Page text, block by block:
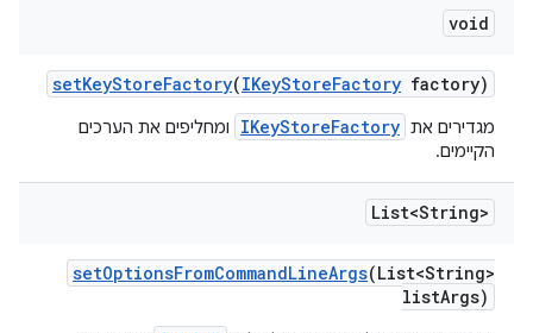
void
setKeyStoreFactory(IKeyStoreFactory factory)
מגדירים את IKeyStoreFactory
ומחליפים את הערכים
הקיימים.
List<String>
setOptionsFromCommandLineArgs(List<String>
listArgs)